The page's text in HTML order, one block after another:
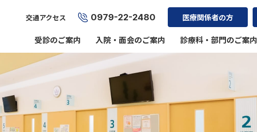
交通アクセス 0979-22-2480 医療関係者の方
受診のご案内 入院・面会のご案内 診療科・部門のご案内